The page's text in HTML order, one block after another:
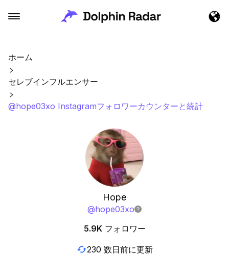
ホーム
セレブインフルエンサー
@hope03xo Instagramフォロワーカウンターと統計
Hope
@hope03xo
5.9K フォロワー
230 数日前に更新